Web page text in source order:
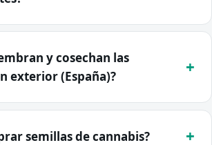
y cosechan las
exterior (España)?
semillas de cannabis?